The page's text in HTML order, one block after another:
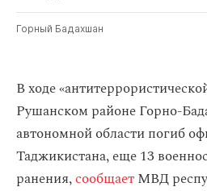
Горный Бадахшан
В ходе
Рушанском районе Горно-
автономной области погиб
Таджикистана, еще 13
ранения,сообщаетМВД